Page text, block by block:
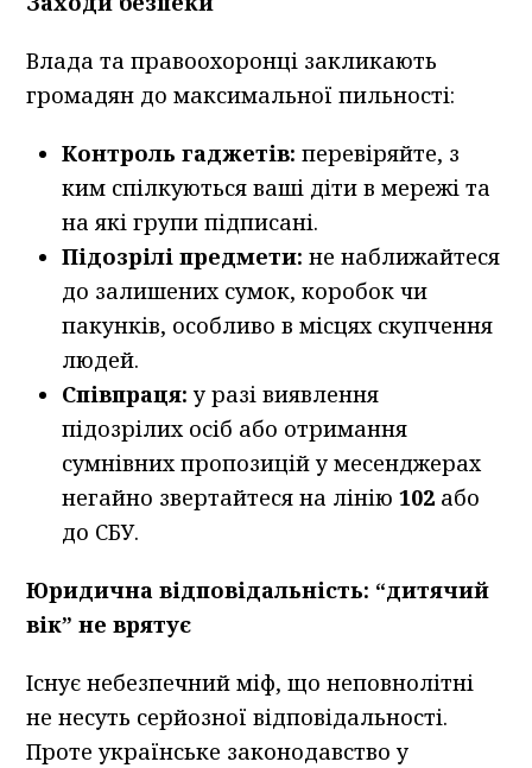
Влада та правоохоронці закликають
громадян до максимальної пильності:
Контроль гаджетів: перевіряйте, з
ким спілкуються ваші діти в мережі та
на які групи підписані.
Підозрілі предмети: не наближайтеся
до залишених сумок, коробок чи
пакунків, особливо в місцях скупчення
людей.
Співпраця: у разі виявлення
підозрілих осіб або отримання
сумнівних пропозицій у месенджерах
негайно звертайтеся на лінію102 або
до СБУ.
Юридична відповідальність: “дитячий
вік” не врятує
Існує небезпечний міф, що неповнолітні
не несуть серйозної відповідальності.
Проте українське законодавство у